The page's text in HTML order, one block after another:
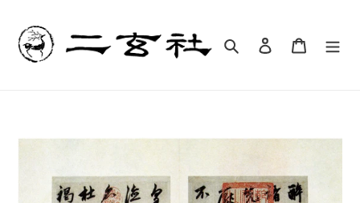
検索 ログインカート